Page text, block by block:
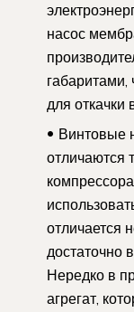
насос
габаритами,
для откачки
Винтовые
отличаются
отличается
достаточно
Нередко в
агрегат,